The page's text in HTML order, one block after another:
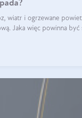
wiatr i ogrzewane
Jaka więc powinna być